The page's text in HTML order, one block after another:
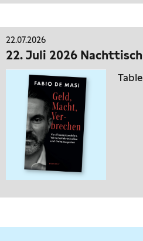
22.07.2026
22. Juli 2026 Nachttisch
Table